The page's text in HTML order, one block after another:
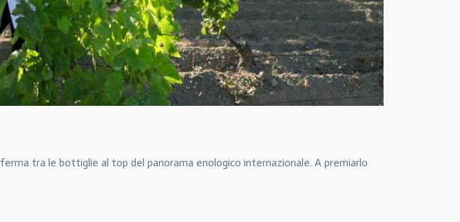
tra le bottiglie al top del panorama enologico internazionale. A premiarlo